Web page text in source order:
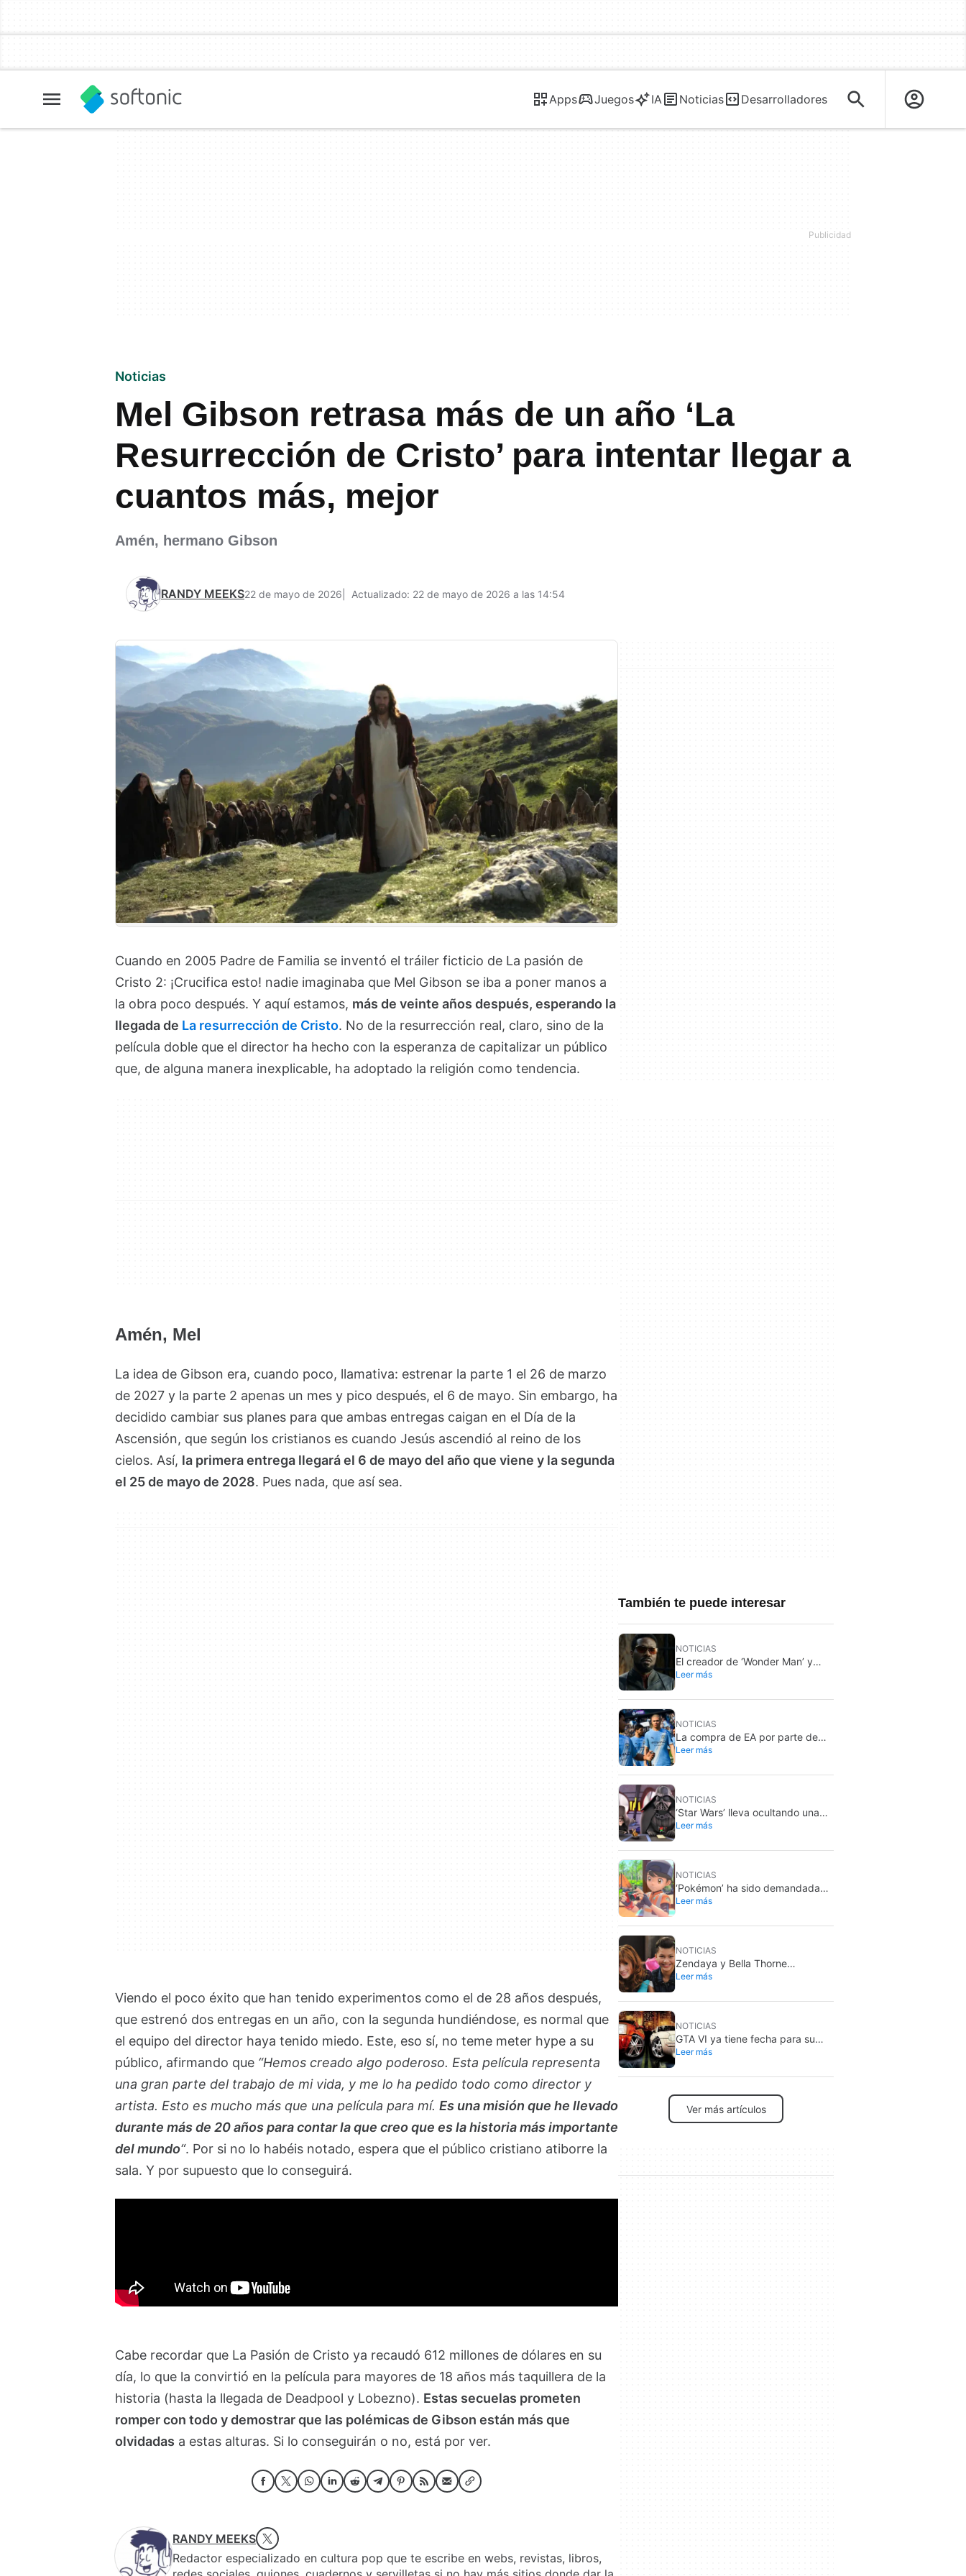
Apps Juegos IA Noticias Desarrolladores
Noticias
Mel Gibson retrasa más de un año ‘La
Resurrección de Cristo’ para intentar llegar a
cuantos más, mejor
Amén, hermano Gibson
RANDY MEEKS22 de mayo de 2026 Actualizado: 22 de mayo de 2026 a las 14:54
Cuando en 2005 Padre de Familia se inventó el tráiler ficticio de La pasión de
Cristo 2: ¡Crucifica esto! nadie imaginaba que Mel Gibson se iba a poner manos a
la obra poco después. Y aquí estamos, más de veinte años después, esperando la
llegada de La resurrección de Cristo. No de la resurrección real, claro, sino de la
película doble que el director ha hecho con la esperanza de capitalizar un público
que, de alguna manera inexplicable, ha adoptado la religión como tendencia.
Amén, Mel
La idea de Gibson era, cuando poco, llamativa: estrenar la parte 1 el 26 de marzo
de 2027 y la parte 2 apenas un mes y pico después, el 6 de mayo. Sin embargo, ha
decidido cambiar sus planes para que ambas entregas caigan en el Día de la
Ascensión, que según los cristianos es cuando Jesús ascendió al reino de los
cielos. Así, la primera entrega llegará el 6 de mayo del año que viene y la segunda
el 25 de mayo de 2028. Pues nada, que así sea.
Viendo el poco éxito que han tenido experimentos como el de 28 años después,
que estrenó dos entregas en un año, con la segunda hundiéndose, es normal que
el equipo del director haya tenido miedo. Este, eso sí, no teme meter hype a su
público, afirmando que “Hemos creado algo poderoso. Esta película representa
una gran parte del trabajo de mi vida, y me lo ha pedido todo como director y
artista. Esto es mucho más que una película para mí. Es una misión que he llevado
durante más de 20 años para contar la que creo que es la historia más importante
del mundo“. Por si no lo habéis notado, espera que el público cristiano atiborre la
sala. Y por supuesto que lo conseguirá.
Cabe recordar que La Pasión de Cristo ya recaudó 612 millones de dólares en su
día, lo que la convirtió en la película para mayores de 18 años más taquillera de la
historia (hasta la llegada de Deadpool y Lobezno). Estas secuelas prometen
romper con todo y demostrar que las polémicas de Gibson están más que
olvidadas a estas alturas. Si lo conseguirán o no, está por ver.
RANDY MEEKS
Redactor especializado en cultura pop que te escribe en webs, revistas, libros,
También te puede interesar
NOTICIAS
El creador de ‘Wonder Man’ y
‘Spider-Man: Brand New Day’ no
cancelada abruptamente
Leer más
NOTICIAS
La compra de EA por parte de
Arabia Saudí ha sido finalizada, y
todos
Leer más
NOTICIAS
‘Star Wars’ lleva ocultando una
parodia desde hace 13 años.
pero solo para unos pocos
Leer más
NOTICIAS
‘Pokémon’ ha sido demandada
exactamente por lo que jamás
consentimiento en el baño
Leer más
NOTICIAS
Zendaya y Bella Thorne
estuvieron obligadas a
infantiles en Disney. “La cosa se
Leer más
NOTICIAS
GTA VI ya tiene fecha para su
Extended Look: se estrena en
Leer más
Ver más artículos